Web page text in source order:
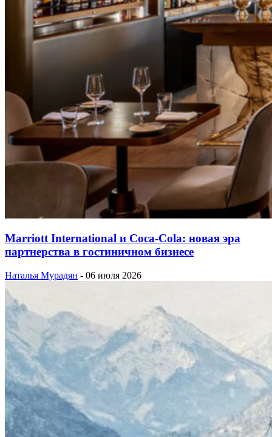
Marriott International и Coca-Cola: новая эра
партнерства в гостиничном бизнесе
Наталья Мурадян - 06 июля 2026